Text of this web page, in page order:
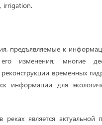
irrigation.
предъявляемые к
изменения; многие
временных
информации для
является актуальной